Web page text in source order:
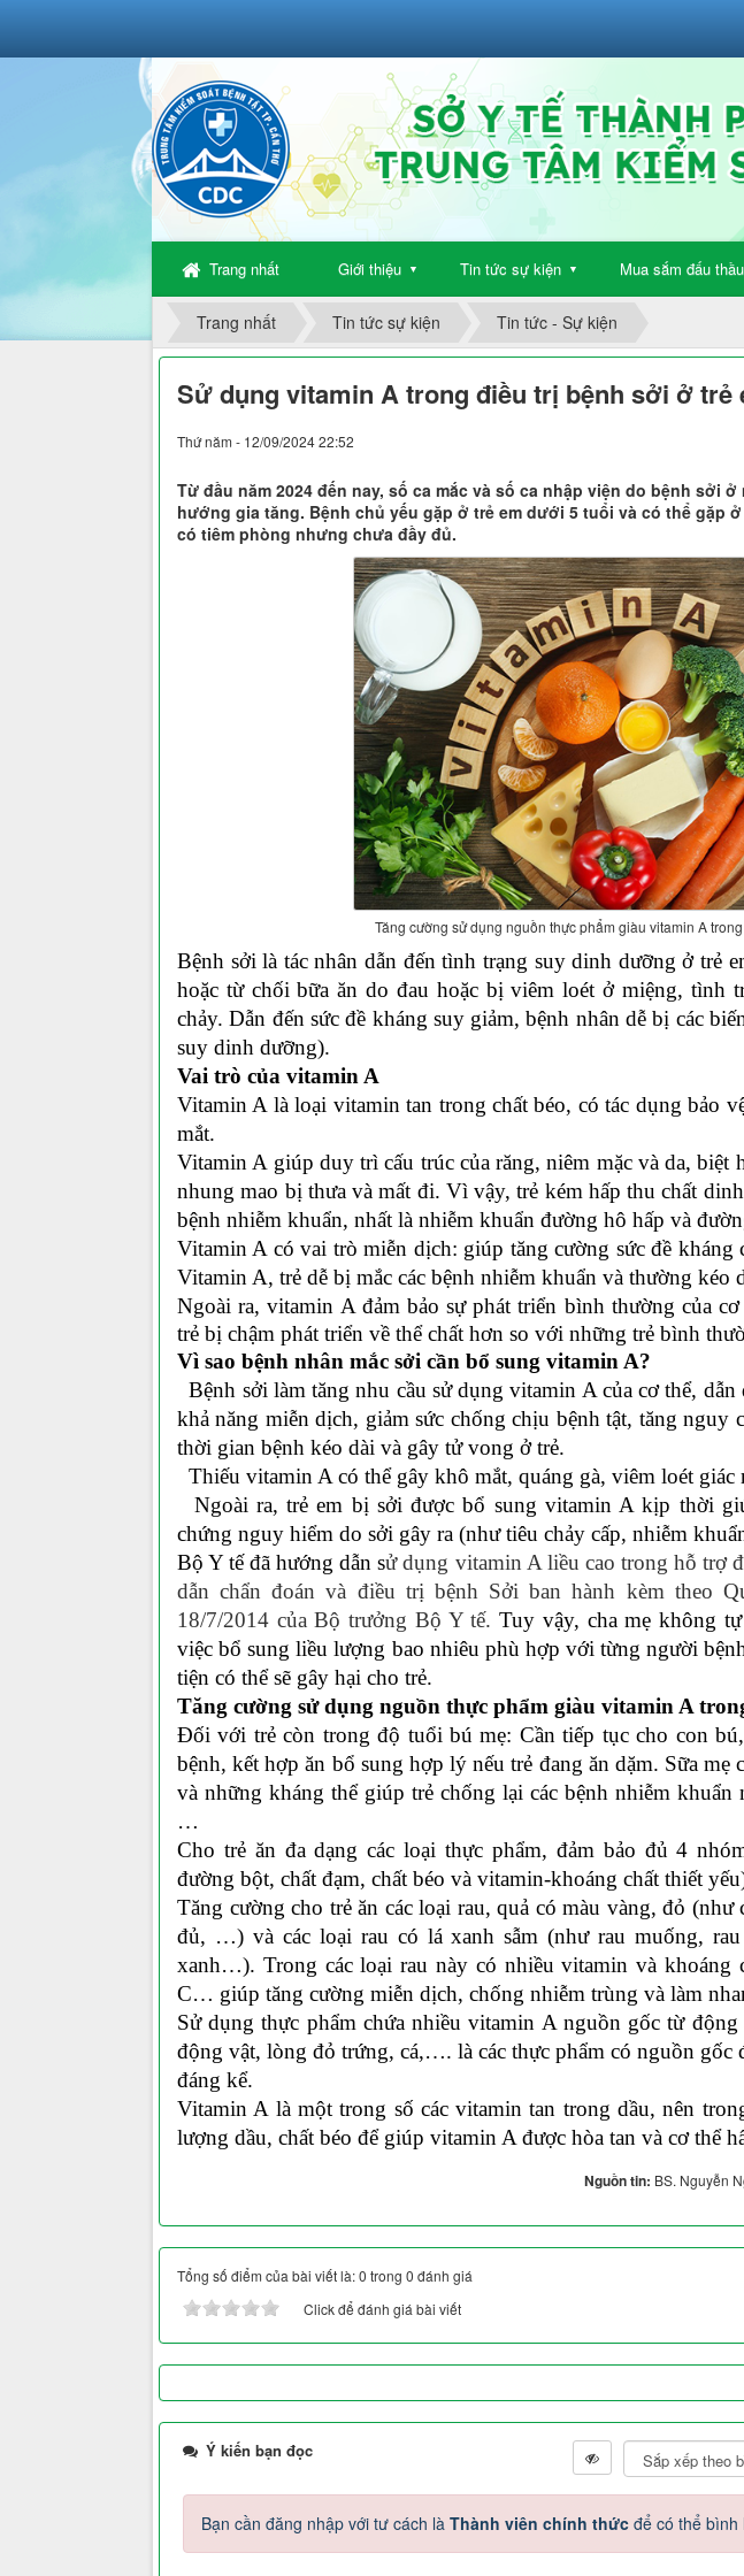
Trang nhất Giới thiệu ▼ Tin tức sự kiện ▼ Mua sắm đấu thầu
Trang nhất Tin tức sự kiện Tin tức - Sự kiện
Sử dụng vitamin A trong điều trị bệnh sởi ở trẻ
Thứ năm - 12/09/2024 22:52
Từ đầu năm 2024 đến nay, số ca mắc và số ca nhập viện do bệnh sởi
hướng gia tăng. Bệnh chủ yếu gặp ở trẻ em dưới 5 tuổi và có thể gặp
có tiêm phòng nhưng chưa đầy đủ.
Tăng cường sử dụng nguồn thực phẩm giàu vitamin A
Bệnh sởi là tác nhân dẫn đến tình trạng suy dinh dưỡng ở trẻ
hoặc từ chối bữa ăn do đau hoặc bị viêm loét ở miệng, tình
chảy. Dẫn đến sức đề kháng suy giảm, bệnh nhân dễ bị các
suy dinh dưỡng).
Vai trò của vitamin A
Vitamin A là loại vitamin tan trong chất béo, có tác dụng bảo
mắt.
Vitamin A giúp duy trì cấu trúc của răng, niêm mặc và da, biệt
nhung mao bị thưa và mất đi. Vì vậy, trẻ kém hấp thu chất
bệnh nhiễm khuẩn, nhất là nhiễm khuẩn đường hô hấp và
Vitamin A có vai trò miễn dịch: giúp tăng cường sức đề kháng
Vitamin A, trẻ dễ bị mắc các bệnh nhiễm khuẩn và thường kéo
Ngoài ra, vitamin A đảm bảo sự phát triển bình thường của
trẻ bị chậm phát triển về thể chất hơn so với những trẻ bình
Vì sao bệnh nhân mắc sởi cần bổ sung vitamin A?
Bệnh sởi làm tăng nhu cầu sử dụng vitamin A của cơ thể,
khả năng miễn dịch, giảm sức chống chịu bệnh tật, tăng nguy
thời gian bệnh kéo dài và gây tử vong ở trẻ.
Thiếu vitamin A có thể gây khô mắt, quáng gà, viêm loét
Ngoài ra, trẻ em bị sởi được bổ sung vitamin A kịp thời
chứng nguy hiểm do sởi gây ra (như tiêu chảy cấp, nhiễm
Bộ Y tế đã hướng dẫn sử dụng vitamin A liều cao trong hỗ trợ
dẫn chẩn đoán và điều trị bệnh Sởi ban hành kèm theo
18/7/2014 của Bộ trưởng Bộ Y tế.Tuy vậy, cha mẹ không
việc bổ sung liều lượng bao nhiêu phù hợp với từng người
tiện có thể sẽ gây hại cho trẻ.
Tăng cường sử dụng nguồn thực phẩm giàu vitamin A
Đối với trẻ còn trong độ tuổi bú mẹ: Cần tiếp tục cho con
bệnh, kết hợp ăn bổ sung hợp lý nếu trẻ đang ăn dặm. Sữa
và những kháng thể giúp trẻ chống lại các bệnh nhiễm
…
Cho trẻ ăn đa dạng các loại thực phẩm, đảm bảo đủ 4
đường bột, chất đạm, chất béo và vitamin-khoáng chất thiết
Tăng cường cho trẻ ăn các loại rau, quả có màu vàng, đỏ (như
đủ, …) và các loại rau có lá xanh sẫm (như rau muống,
xanh…). Trong các loại rau này có nhiều vitamin và khoáng
C… giúp tăng cường miễn dịch, chống nhiễm trùng và làm
Sử dụng thực phẩm chứa nhiều vitamin A nguồn gốc từ
động vật, lòng đỏ trứng, cá,…. là các thực phẩm có nguồn gốc
đáng kể.
Vitamin A là một trong số các vitamin tan trong dầu, nên
lượng dầu, chất béo để giúp vitamin A được hòa tan và cơ thể
Nguồn tin: BS. Nguyễn
Tổng số điểm của bài viết là: 0 trong 0 đánh giá
Click để đánh giá bài viết
Ý kiến bạn đọc
Bạn cần đăng nhập với tư cách là Thành viên chính thức để có thể bình